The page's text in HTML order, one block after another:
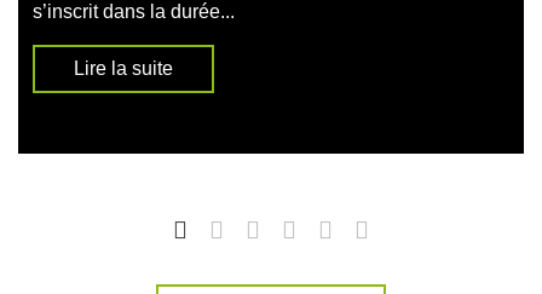
s’inscrit dans la durée...
Lire la suite